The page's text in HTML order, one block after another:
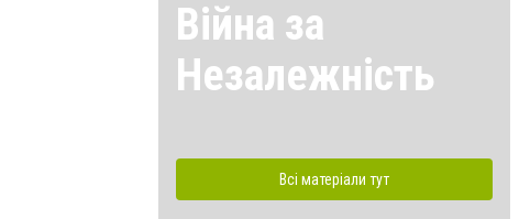
Війна за
Незалежність
Всі матеріали тут